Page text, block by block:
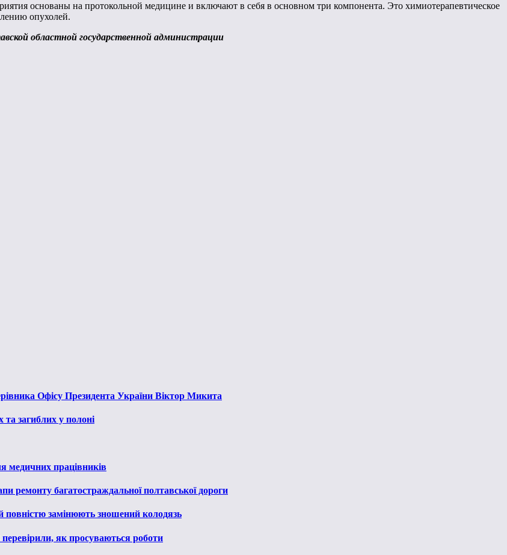
основаны на протокольной медицине и включают в себя в основном три компонента. Это химиотерапевтическое
опухолей.
областной государственной администрации
Офісу Президента України Віктор Микита
загиблих у полоні
медичних працівників
ремонту багатостраждальної полтавської дороги
повністю замінюють зношений колодязь
як просуваються роботи